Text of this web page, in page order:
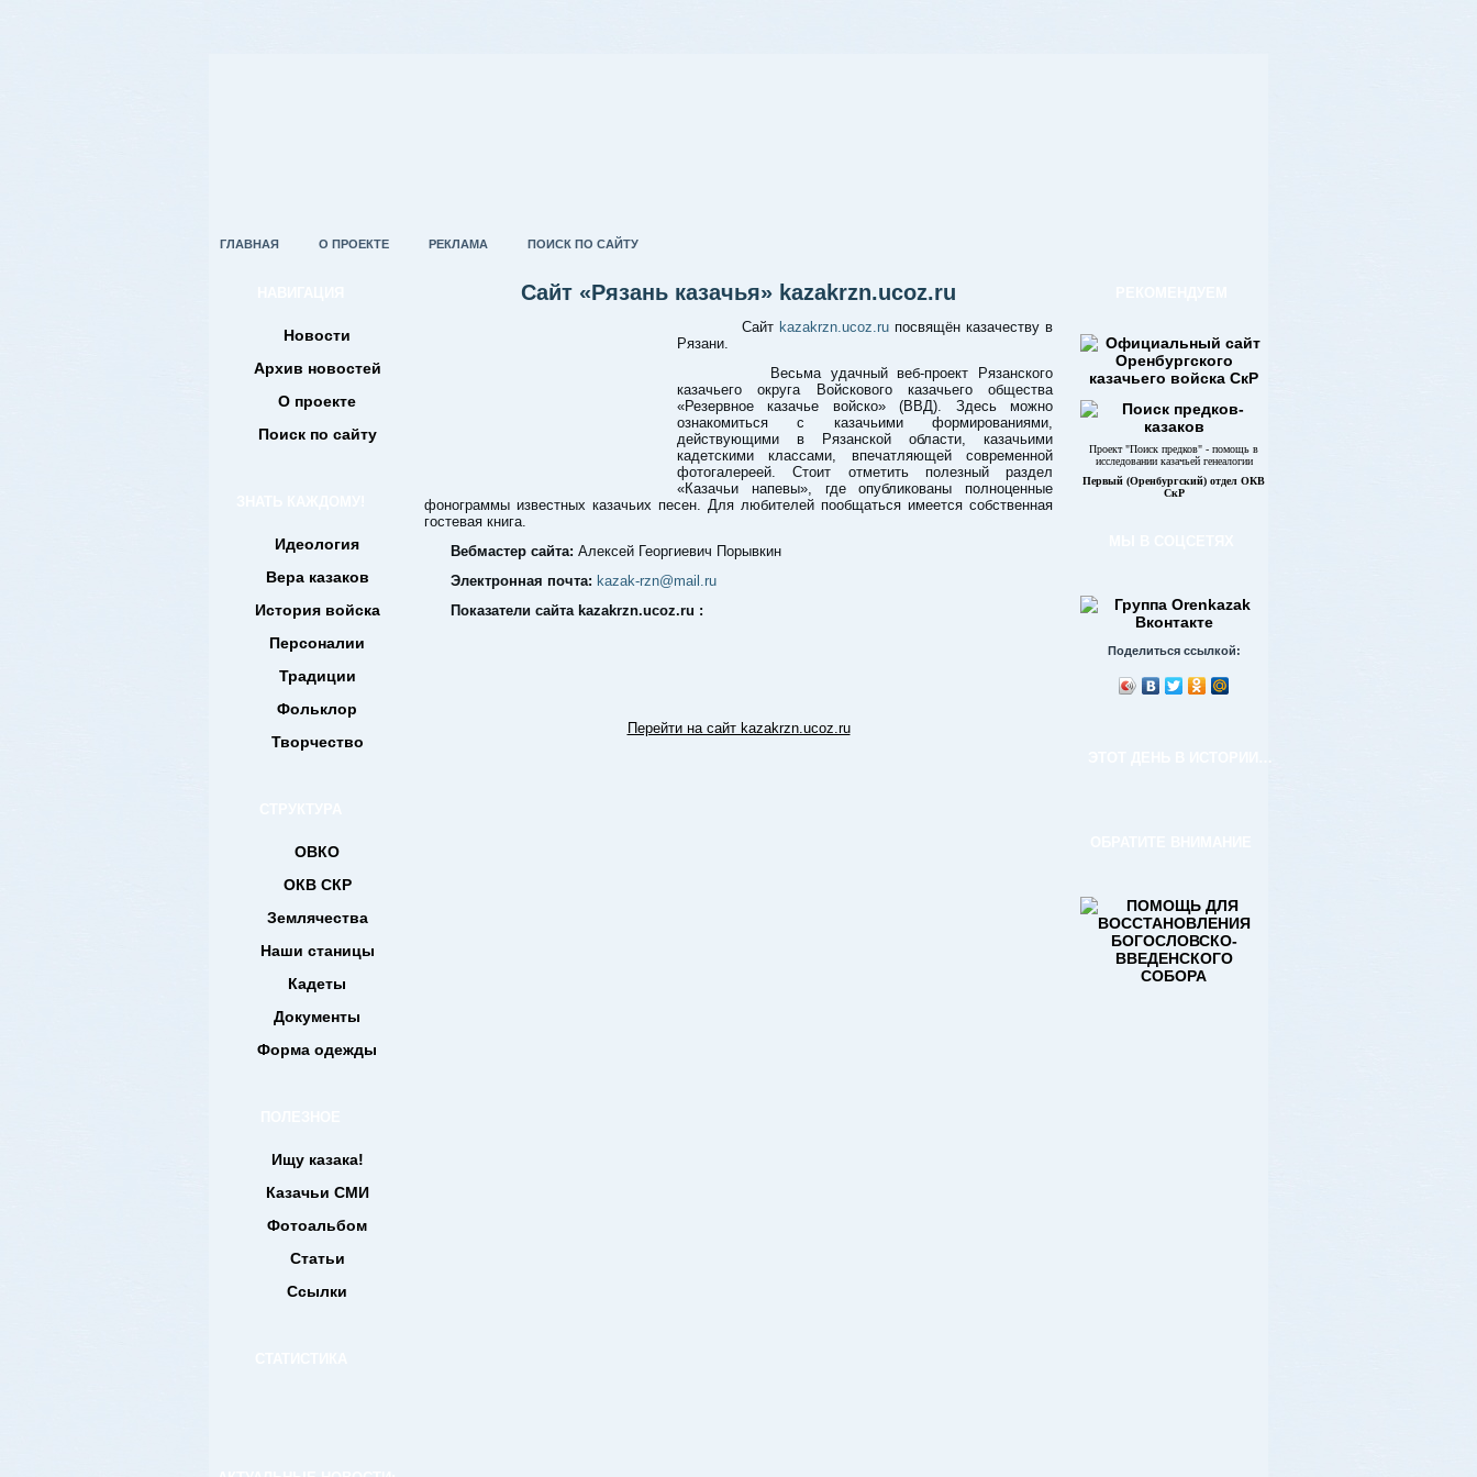
ГЛАВНАЯ О ПРОЕКТЕ РЕКЛАМА ПОИСК ПО САЙТУ
Новости
Архив новостей
О проекте
Поиск по сайту
Идеология
Вера казаков
История войска
Персоналии
Традиции
Фольклор
Творчество
ОВКО
ОКВ СКР
Землячества
Наши станицы
Кадеты
Документы
Форма одежды
Ищу казака!
Казачьи СМИ
Фотоальбом
Статьи
Ссылки
Сайт «Рязань казачья» kazakrzn.ucoz.ru
Сайт kazakrzn.ucoz.ru посвящён казачеству в
Рязани.
Весьма удачный веб-проект Рязанского
казачьего округа Войскового казачьего общества
«Резервное казачье войско» (ВВД). Здесь можно
ознакомиться с казачьими формированиями,
действующими в Рязанской области, казачьими
кадетскими классами, впечатляющей современной
фотогалереей. Стоит отметить полезный раздел
«Казачьи напевы», где опубликованы полноценные
фонограммы известных казачьих песен. Для любителей пообщаться имеется собственная
гостевая книга.
Вебмастер сайта: Алексей Георгиевич Порывкин
Электронная почта: kazak-rzn@mail.ru
Показатели сайта kazakrzn.ucoz.ru :
Перейти на сайт kazakrzn.ucoz.ru
Проект "Поиск предков" - помощь в
исследовании казачьей генеалогии
Первый (Оренбургский) отдел ОКВ
СкР
Поделиться ссылкой:
ЭТОТ ДЕНЬ В ИСТОРИИ…